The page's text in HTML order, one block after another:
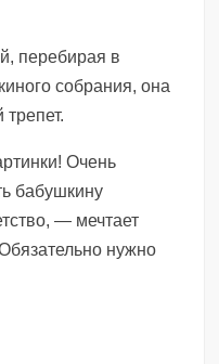
перебирая в
собрания, она
Очень
бабушкину
— мечтает
нужно